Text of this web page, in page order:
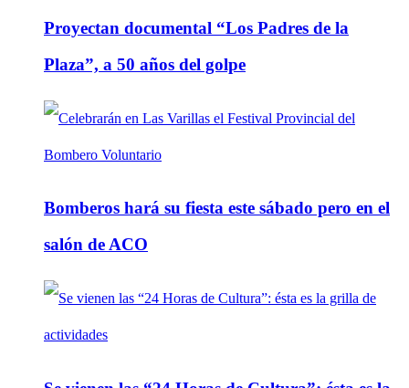
Proyectan documental “Los Padres de la
Plaza”, a 50 años del golpe
Bomberos hará su fiesta este sábado pero en el
salón de ACO